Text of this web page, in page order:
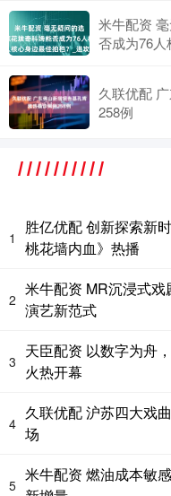
米牛配资
否成为76
久联优配
258例
1
胜亿优配 创新探索新
桃花墙内血》热播
2
米牛配资 MR沉浸式
演艺新范式
3
天臣配资 以数字为舟
火热开幕
4
久联优配 沪苏四大戏
场
5
米牛配资 燃油成本敏